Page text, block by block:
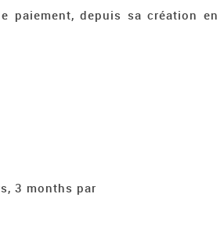
paiement, depuis sa création en
3 months par